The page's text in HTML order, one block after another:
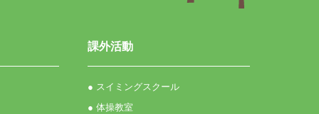
課外活動
● スイミングスクール
● 体操教室